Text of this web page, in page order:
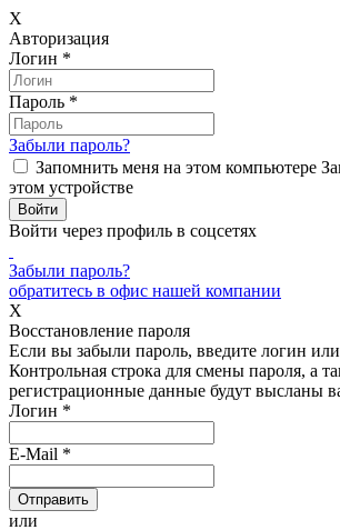
X
Авторизация
Логин *
Пароль *
Забыли пароль?
Запомнить меня на этом компьютере
этом устройстве
Войти через профиль в соцсетях
Забыли пароль?
обратитесь в офис нашей компании
X
Восстановление пароля
Если вы забыли пароль, введите логин
Контрольная строка для смены пароля, а
регистрационные данные будут высланы
Логин *
E-Mail *
или